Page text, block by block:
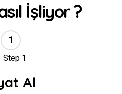
İşliyor ?
//
1
Al